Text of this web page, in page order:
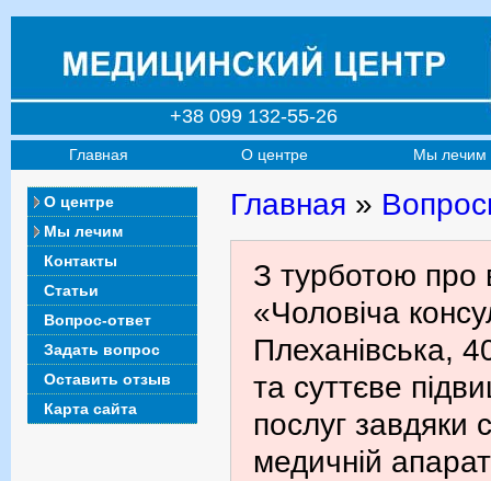
+38 099 132-55-26
Главная О центре Мы лечим
О центре
Мы лечим
Контакты
Статьи
Вопрос-ответ
Задать вопрос
Оставить отзыв
Карта сайта
Главная »
З турботою про
«Чоловіча
Плеханівська,
та суттєве
послуг завдяки
медичній